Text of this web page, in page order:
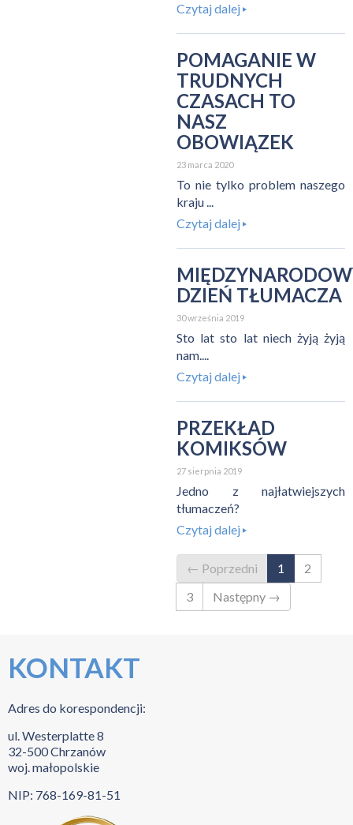
Czytaj dalej
POMAGANIE W
TRUDNYCH
CZASACH TO
NASZ
OBOWIĄZEK
23 marca 2020
To nie tylko problem naszego
kraju ...
Czytaj dalej
DZIEŃ TŁUMACZA
30 września 2019
Sto lat sto lat niech żyją żyją
nam....
Czytaj dalej
PRZEKŁAD
KOMIKSÓW
27 sierpnia 2019
Jedno z najłatwiejszych
tłumaczeń?
Czytaj dalej
← Poprzedni 1
2
3
Następny →
KONTAKT
Adres do korespondencji:
ul. Westerplatte 8
32-500 Chrzanów
woj. małopolskie
NIP: 768-169-81-51